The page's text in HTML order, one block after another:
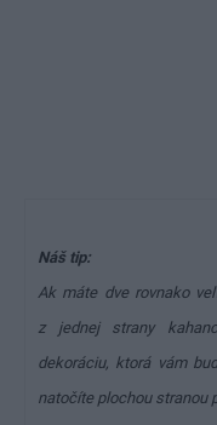
Náš tip:
Ak máte dve rovnako
z jednej strany
dekoráciu, ktorá vám
natočíte plochou stranou